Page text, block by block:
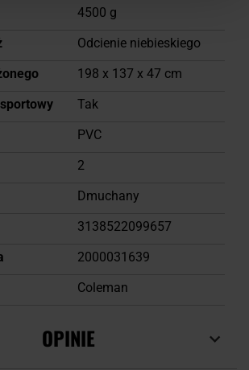
4500 g
Odcienie niebieskiego
198 x 137 x 47 cm
Tak
PVC
2
Dmuchany
3138522099657
2000031639
Coleman
OPINIE